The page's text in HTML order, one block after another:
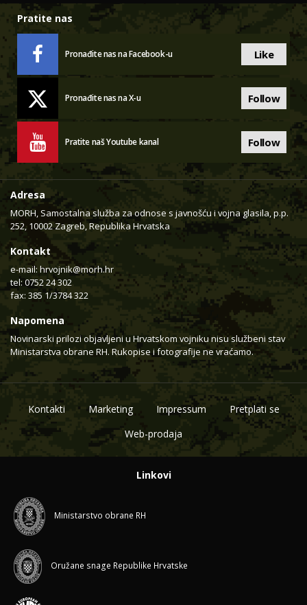
Pratite nas
Pronađite nas na Facebook-u Like
Pronađite nas na X-u Follow
Pratite naš Youtube kanal Follow
Adresa
MORH, Samostalna služba za odnose s javnošću i vojna glasila, p.p.
252, 10002 Zagreb, Republika Hrvatska
Kontakt
e-mail: hrvojnik@morh.hr
tel: 0752 24 302
fax: 385 1/3784 322
Napomena
Novinarski prilozi objavljeni u Hrvatskom vojniku nisu službeni stav
Ministarstva obrane RH. Rukopise i fotografije ne vraćamo.
Kontakti Marketing Impressum
Pretplati se
Web-prodaja
Linkovi
Ministarstvo obrane RH
Oružane snage Republike Hrvatske